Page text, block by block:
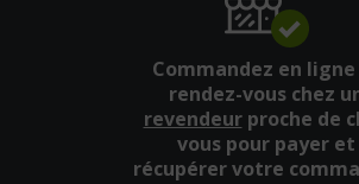
Commandez en
rendez-vous chez
revendeurproche de
vous pour payer et
récupérer votre